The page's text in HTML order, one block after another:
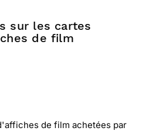
sur les cartes
de film
de film achetées par